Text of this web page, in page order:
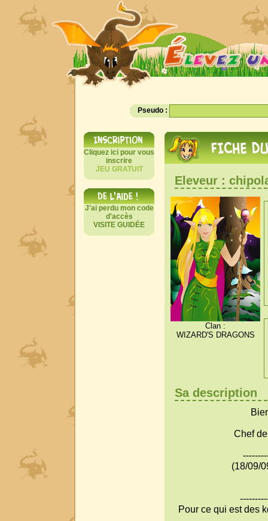
Pseudo :
Cliquez ici pour vous
inscrire
JEU GRATUIT
J'ai perdu mon code
d'accès
VISITE GUIDÉE
Eleveur :
Clan :
WIZARD'S DRAGONS
Sa description
Chef
(18/09/
Pour ce qui est des